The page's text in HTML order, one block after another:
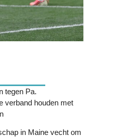
tegen Pa.
verband houden met
in Maine vecht om